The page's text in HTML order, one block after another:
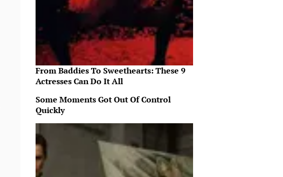
From Baddies To Sweethearts: These 9
Actresses Can Do It All
Some Moments Got Out Of Control
Quickly